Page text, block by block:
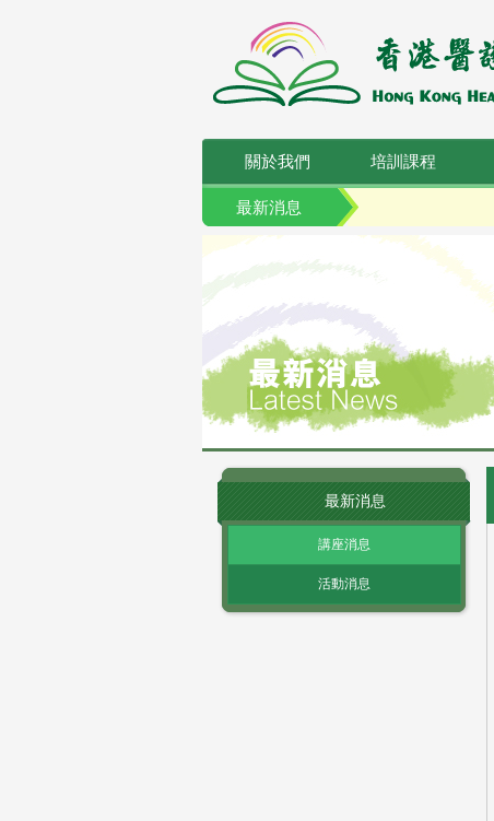
關於我們 培訓課程
最新消息
最新消息
講座消息
活動消息